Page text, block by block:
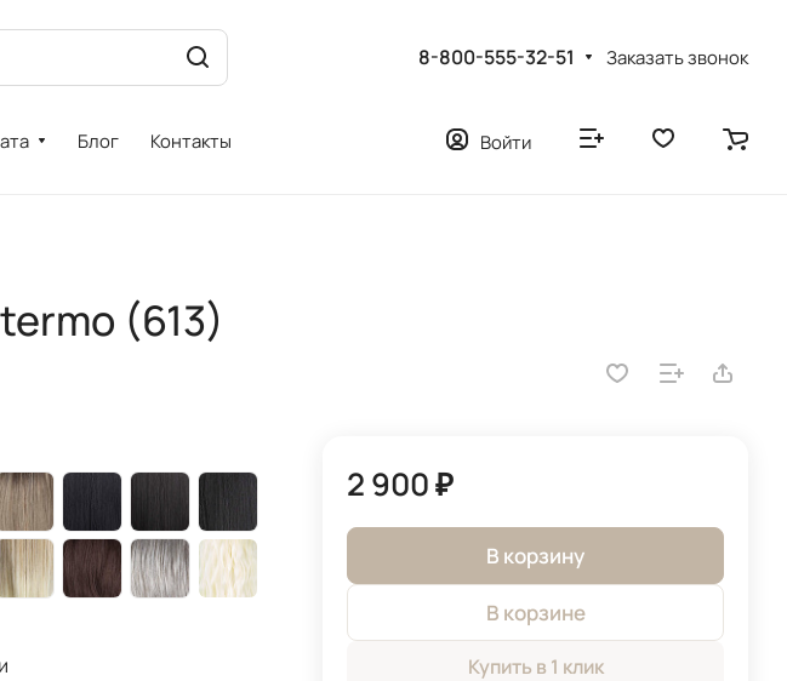
8-800-555-32-51 Заказать звонок
Блог Контакты Войти
(613)
2 900 ₽
В корзину
В корзине
Купить в 1 клик